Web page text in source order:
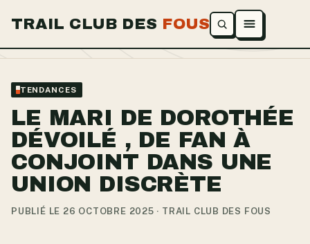
TRAIL CLUB DES FOUS Ouvrir le menu
TENDANCES
LE MARI DE DOROTHÉE
DÉVOILÉ , DE FAN À
CONJOINT DANS UNE
UNION DISCRÈTE
PUBLIÉ LE 26 OCTOBRE 2025 · TRAIL CLUB DES FOUS